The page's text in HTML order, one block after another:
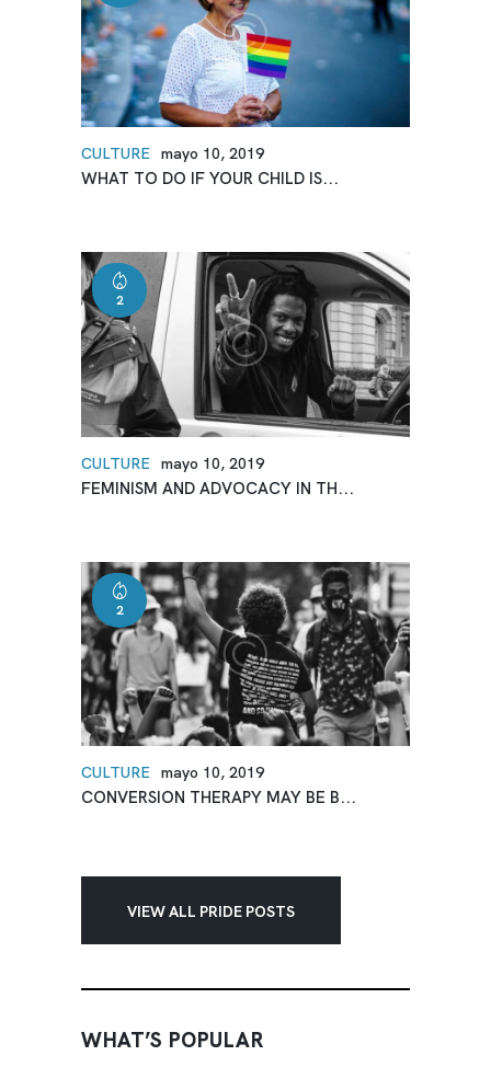
CULTURE mayo 10, 2019
WHAT TO DO IF YOUR CHILD IS...
CULTURE
2
mayo 10, 2019
FEMINISM AND ADVOCACY IN TH...
CULTURE
2
mayo 10, 2019
CONVERSION THERAPY MAY BE B...
VIEW ALL PRIDE POSTS
WHAT’S POPULAR